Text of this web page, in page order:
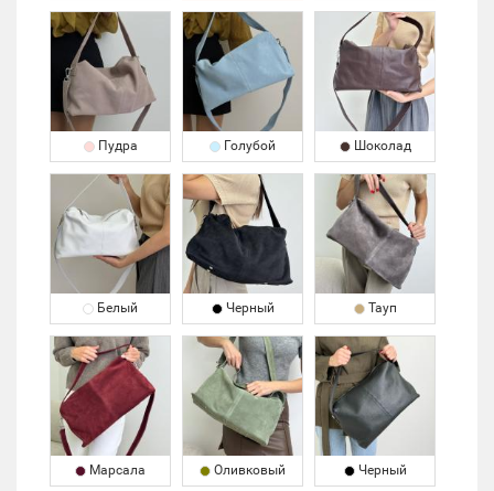
Пудра Голубой Шоколад
Белый Черный Тауп
Марсала Оливковый Черный